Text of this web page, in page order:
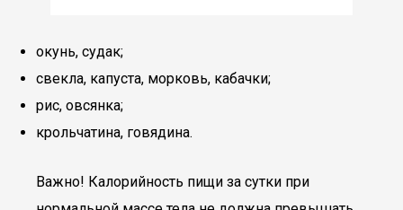
окунь, судак;
свекла, капуста, морковь, кабачки;
рис, овсянка;
крольчатина, говядина.
Важно! Калорийность пищи за сутки при